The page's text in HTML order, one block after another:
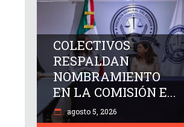
COLECTIVOS
RESPALDAN
NOMBRAMIENTO
EN LA COMISIÓN E...
agosto 5, 2026